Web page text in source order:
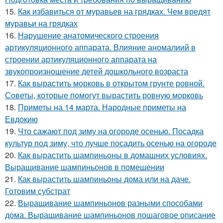
15. Как избавиться от муравьев на грядках. Чем вредят
муравьи на грядках
16. Нарушение анатомического строения
артикуляционного аппарата. Влияние аномалиий в
строении артикуляционного аппарата на
звукопроизношение детей дошкольного возраста
17. Как вырастить морковь в открытом грунте ровной.
Советы, которые помогут вырастить ровную морковь
18. Приметы на 14 марта. Народные приметы на
Евдокию
19. Что сажают под зиму на огороде осенью. Посадка
культур под зиму, что лучше посадить осенью на огороде
20. Как вырастить шампиньоны в домашних условиях.
Выращивание шампиньонов в помещении
21. Как вырастить шампиньоны дома или на даче.
Готовим субстрат
22. Выращивание шампиньонов разными способами
дома. Выращивание шампиньонов пошаговое описание